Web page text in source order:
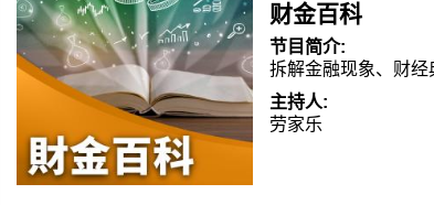
财金百科
节目简介:
拆解金融现象、财经
主持人:
劳家乐